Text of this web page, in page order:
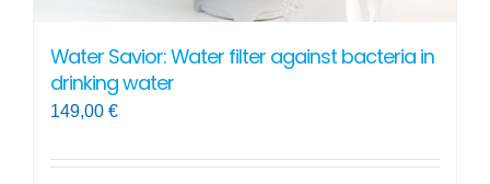
Water Savior: Water filter against bacteria in
drinking water
149,00 €